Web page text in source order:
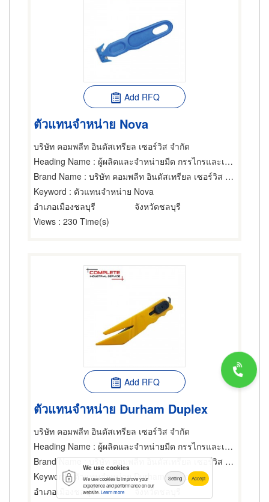
Add RFQ
ตัวแทนจำหน่าย Nova
บริษัท คอมพลีท อินดัสเทรียล เซอร์วิส จำกัด
Heading Name : ผู้ผลิตและจำหน่ายมีด กรรไกรและเครื่องตัด
Brand Name : บริษัท คอมพลีท อินดัสเทรียล เซอร์วิส จำกัด
Keyword : ตัวแทนจำหน่าย Nova
อำเภอเมืองชลบุรี
จังหวัดชลบุรี
Views : 230 Time(s)
Add RFQ
ตัวแทนจำหน่าย Durham Duplex
บริษัท คอมพลีท อินดัสเทรียล เซอร์วิส จำกัด
Heading Name : ผู้ผลิตและจำหน่ายมีด กรรไกรและเครื่องตัด
Brand Name: บริษัท คอมพลีท อินดัสเทรียล เซอร์วิส จำกัด
Keyword: ตัวแทนจำหน่าย Durham Duplex
อำเภอเมืองชลบุรี
จังหวัดชลบุรี
We use cookies
We use cookies to improve your
experience and performance on our
website. Learn more
Setting Accept